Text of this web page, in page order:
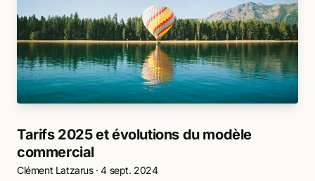
Tarifs 2025 et évolutions du modèle
commercial
Clément Latzarus·4 sept. 2024